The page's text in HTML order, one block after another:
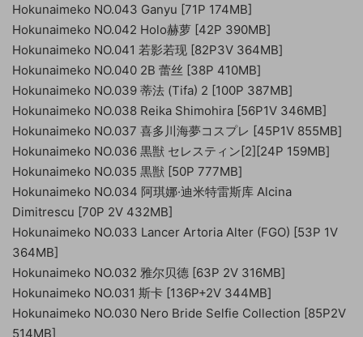
Hokunaimeko NO.043 Ganyu [71P 174MB]
Hokunaimeko NO.042 Holo赫萝 [42P 390MB]
Hokunaimeko NO.041 若影若现 [82P3V 364MB]
Hokunaimeko NO.040 2B 蕾丝 [38P 410MB]
Hokunaimeko NO.039 蒂法 (Tifa) 2 [100P 387MB]
Hokunaimeko NO.038 Reika Shimohira [56P1V 346MB]
Hokunaimeko NO.037 喜多川海夢コスプレ [45P1V 855MB]
Hokunaimeko NO.036 黒獣 セレスティン[2][24P 159MB]
Hokunaimeko NO.035 黒獣 [50P 777MB]
Hokunaimeko NO.034 阿琪娜·迪米特雷斯库 Alcina
Dimitrescu [70P 2V 432MB]
Hokunaimeko NO.033 Lancer Artoria Alter (FGO) [53P 1V
364MB]
Hokunaimeko NO.032 雅尔贝德 [63P 2V 316MB]
Hokunaimeko NO.031 斯卡 [136P+2V 344MB]
Hokunaimeko NO.030 Nero Bride Selfie Collection [85P2V
514MB]